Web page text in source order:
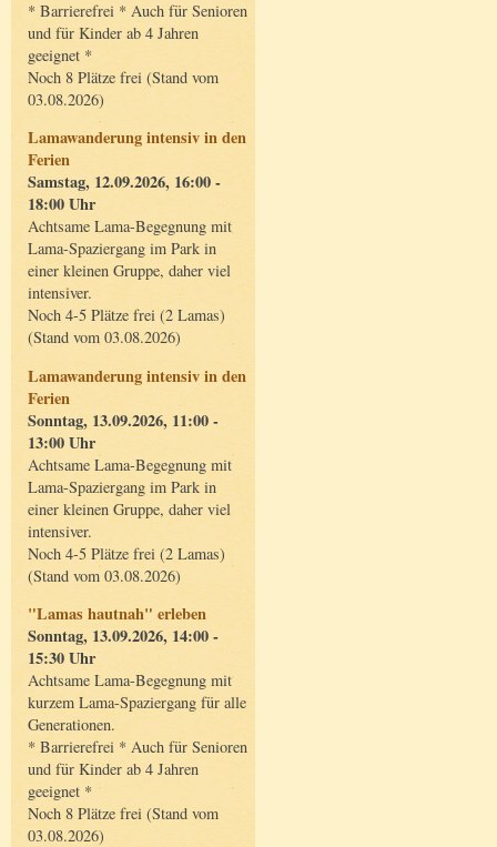
* Barrierefrei * Auch für Senioren
und für Kinder ab 4 Jahren
geeignet *
Noch 8 Plätze frei (Stand vom
03.08.2026)
Lamawanderung intensiv in den
Ferien
Samstag, 12.09.2026, 16:00 -
18:00 Uhr
Achtsame Lama-Begegnung mit
Lama-Spaziergang im Park in
einer kleinen Gruppe, daher viel
intensiver.
Noch 4-5 Plätze frei (2 Lamas)
(Stand vom 03.08.2026)
Lamawanderung intensiv in den
Ferien
Sonntag, 13.09.2026, 11:00 -
13:00 Uhr
Achtsame Lama-Begegnung mit
Lama-Spaziergang im Park in
einer kleinen Gruppe, daher viel
intensiver.
Noch 4-5 Plätze frei (2 Lamas)
(Stand vom 03.08.2026)
"Lamas hautnah" erleben
Sonntag, 13.09.2026, 14:00 -
15:30 Uhr
Achtsame Lama-Begegnung mit
kurzem Lama-Spaziergang für alle
Generationen.
* Barrierefrei * Auch für Senioren
und für Kinder ab 4 Jahren
geeignet *
Noch 8 Plätze frei (Stand vom
03.08.2026)